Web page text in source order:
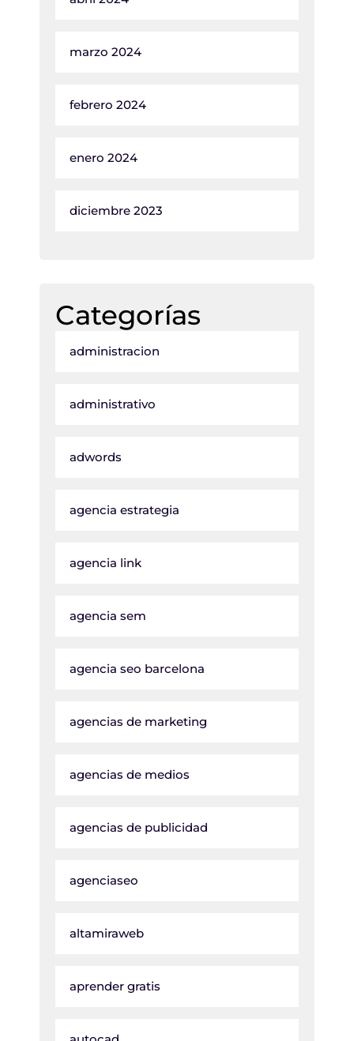
marzo 2024
febrero 2024
enero 2024
diciembre 2023
Categorías
administracion
administrativo
adwords
agencia estrategia
agencia link
agencia sem
agencia seo barcelona
agencias de marketing
agencias de medios
agencias de publicidad
agenciaseo
altamiraweb
aprender gratis